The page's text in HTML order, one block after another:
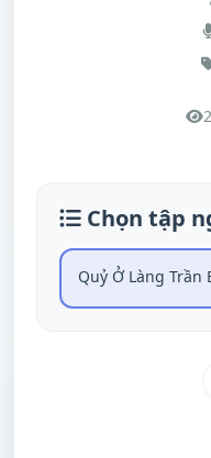
Chọn tập
Quỷ Ở Làng Trần